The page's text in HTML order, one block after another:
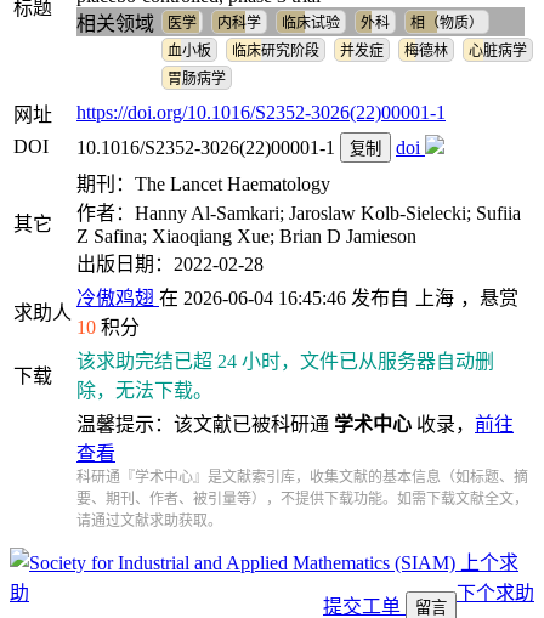
标题
相关领域
医学 内科学 临床试验 外科
相（物质）
血小板
临床研究阶段 并发症 梅德林
心脏病学
胃肠病学
网址
https://doi.org/10.1016/S2352-3026(22)00001-1
DOI
10.1016/S2352-3026(22)00001-1 复制 doi
其它
期刊：The Lancet Haematology
作者：Hanny Al-Samkari; Jaroslaw Kolb-Sielecki; Sufiia
Z Safina; Xiaoqiang Xue; Brian D Jamieson
出版日期：2022-02-28
求助人
冷傲鸡翅 在 2026-06-04 16:45:46 发布自 上海 ，悬赏
10 积分
下载
该求助完结已超 24 小时，文件已从服务器自动删
除，无法下载。
温馨提示：该文献已被科研通 学术中心 收录， 前往
查看
科研通『学术中心』是文献索引库，收集文献的基本信息（如标题、摘
要、期刊、作者、被引量等），不提供下载功能。如需下载文献全文，
请通过文献求助获取。
上个求
助
下个求助
提交工单 留言